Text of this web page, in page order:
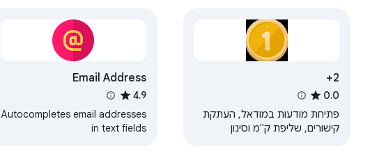
2+
0.0
פתיחת מודעות במודאל, העתקת
קישורים, שליפת ק"מ וסינון
Email Address
Autocomplete
4.9
Autocompletes email addresses
in text fields